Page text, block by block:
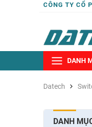
CÔNG TY CỔ
DANH
Datech
DANH